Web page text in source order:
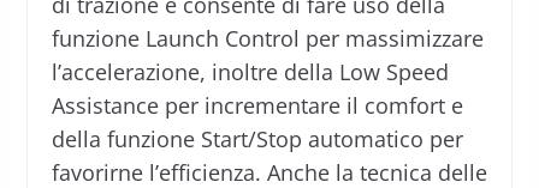
funzione Launch Control per massimizzare
l’accelerazione, inoltre della Low Speed
Assistance per incrementare il comfort e
della funzione Start/Stop automatico per
favorirne l’efficienza. Anche la tecnica delle